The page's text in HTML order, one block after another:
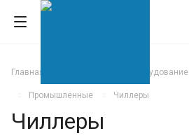
Главная Климатическое оборудование
Промышленные Чиллеры
Чиллеры